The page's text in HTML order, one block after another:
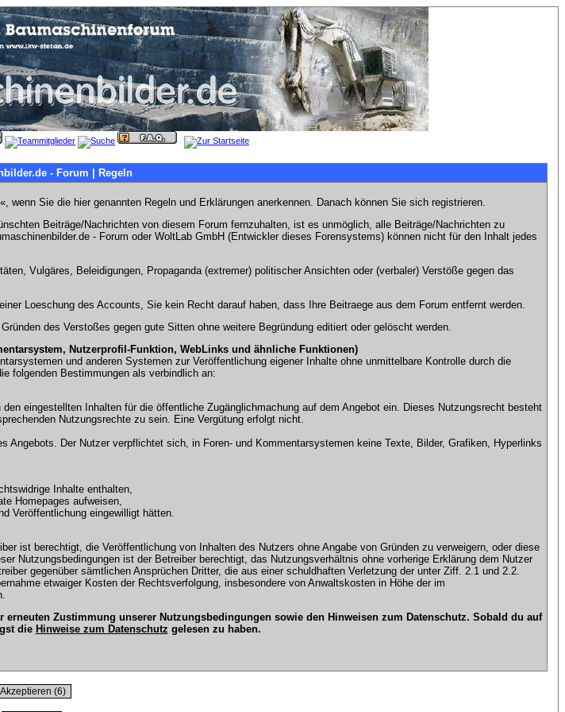
- Forum | Regeln
Sie die hier genannten Regeln und Erklärungen anerkennen. Danach können Sie sich registrieren.
Beiträge/Nachrichten von diesem Forum fernzuhalten, ist es unmöglich, alle Beiträge/Nachrichten zu
- Forum oder WoltLab GmbH (Entwickler dieses Forensystems) können nicht für den Inhalt jedes
Vulgäres, Beleidigungen, Propaganda (extremer) politischer Ansichten oder (verbaler) Verstöße gegen das
Loeschung des Accounts, Sie kein Recht darauf haben, dass Ihre Beitraege aus dem Forum entfernt werden.
des Verstoßes gegen gute Sitten ohne weitere Begründung editiert oder gelöscht werden.
Nutzerprofil-Funktion, WebLinks und ähnliche Funktionen)
und anderen Systemen zur Veröffentlichung eigener Inhalte ohne unmittelbare Kontrolle durch die
folgenden Bestimmungen als verbindlich an:
eingestellten Inhalten für die öffentliche Zugänglichmachung auf dem Angebot ein. Dieses Nutzungsrecht besteht
Nutzungsrechte zu sein. Eine Vergütung erfolgt nicht.
Der Nutzer verpflichtet sich, in Foren- und Kommentarsystemen keine Texte, Bilder, Grafiken, Hyperlinks
Inhalte enthalten,
Homepages aufweisen,
Veröffentlichung eingewilligt hätten.
ist berechtigt, die Veröffentlichung von Inhalten des Nutzers ohne Angabe von Gründen zu verweigern, oder diese
Nutzungsbedingungen ist der Betreiber berechtigt, das Nutzungsverhältnis ohne vorherige Erklärung dem Nutzer
gegenüber sämtlichen Ansprüchen Dritter, die aus einer schuldhaften Verletzung der unter Ziff. 2.1 und 2.2.
etwaiger Kosten der Rechtsverfolgung, insbesondere von Anwaltskosten in Höhe der im
Zustimmung unserer Nutzungsbedingungen sowie den Hinweisen zum Datenschutz. Sobald du auf
die Hinweise zum Datenschutz gelesen zu haben.